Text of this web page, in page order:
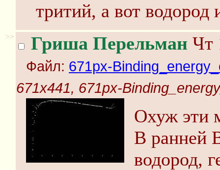
тритий, а вот водород
>> Гриша Перельман Чт
Файл: 671px-
671x441, 671px-
Охуж эти
В ранней
водород,